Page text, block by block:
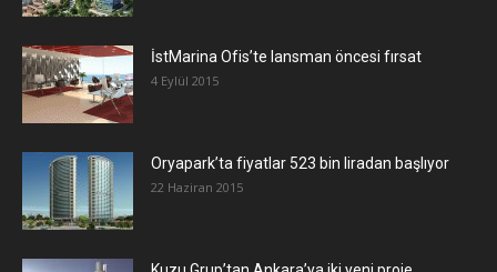
İstMarina Ofis’te lansman öncesi fırsat
4 Eylül 2015
Oryapark’ta fiyatlar 523 bin liradan başlıyor
22 Haziran 2015